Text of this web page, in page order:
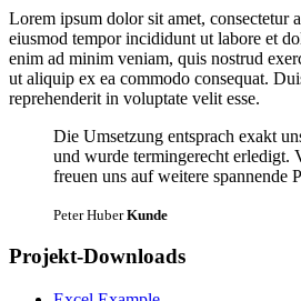
Lorem ipsum dolor sit amet, consectetur
eiusmod tempor incididunt ut labore et
enim ad minim veniam, quis nostrud
ut aliquip ex ea commodo consequat.
reprehenderit in voluptate velit esse.
Die Umsetzung entsprach exakt
und wurde termingerecht erledigt.
freuen uns auf weitere spannende
Peter HuberKunde
Projekt-Downloads